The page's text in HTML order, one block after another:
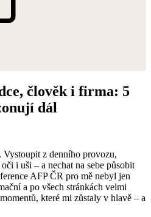
člověk i firma: 5
dál
z denního provozu,
i uši – a nechat na sebe působit
AFP ČR pro mě nebyl jen
a po všech stránkách velmi
které mi zůstaly v hlavě – a